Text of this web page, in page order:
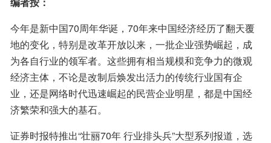
今年是新中国70周年华诞，70年来中国经济经历了翻天覆
地的变化，特别是改革开放以来，一批企业强势崛起，成
为各自行业的领军者。这些拥有相当规模和竞争力的微观
经济主体，不论是改制后焕发出活力的传统行业国有企
业，还是网络时代迅速崛起的民营企业明星，都是中国经
济繁荣和强大的基石。
证券时报特推出“壮丽70年 行业排头兵”大型系列报道，选